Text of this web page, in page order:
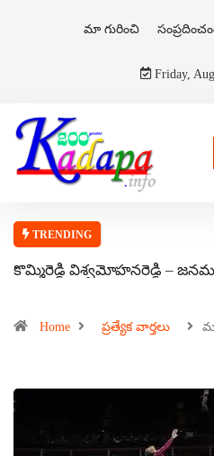
మా గురించి
Friday,
TRENDING
కొమ్మిరెడ్డి విశ్వమోహనరెడ్డి –
Home ప్రత్యేక వార్తలు